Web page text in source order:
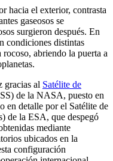
hacia el exterior, contrasta
gaseosos se
surgieron después. En
condiciones distintas
abriendo la puerta a
gracias al Satélite de
de la NASA, puesto en
en detalle por el Satélite de
de la ESA, que despegó
mediante
ubicados en la
configuración